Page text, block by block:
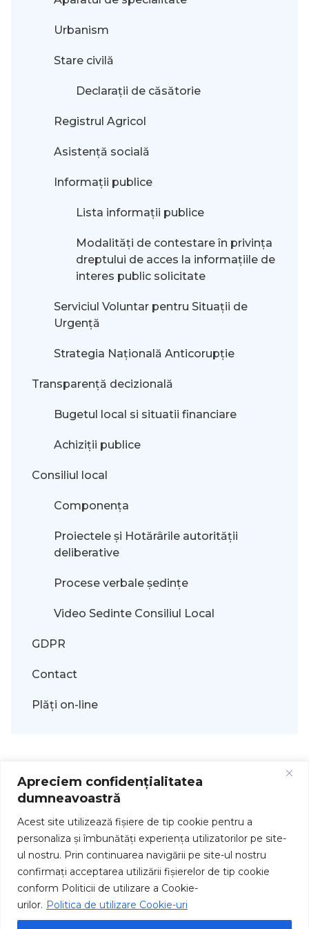
Apreciem confidențialitatea
dumneavoastră
Acest site utilizează fişiere de tip cookie pentru a
personaliza și îmbunătăți experiența utilizatorilor pe site-
ul nostru. Prin continuarea navigării pe site-ul nostru
confirmați acceptarea utilizării fişierelor de tip cookie
conform Politicii de utilizare a Cookie-
urilor. Politica de utilizare Cookie-uri
Urbanism
Stare civilă
Declarații de căsătorie
Registrul Agricol
Asistență socială
Informații publice
Lista informații publice
Modalităţi de contestare în privinţa
dreptului de acces la informaţiile de
interes public solicitate
Serviciul Voluntar pentru Situații de
Urgență
Strategia Națională Anticorupție
Transparență decizională
Bugetul local si situatii financiare
Achiziții publice
Consiliul local
Componența
Proiectele și Hotărârile autorității
deliberative
Procese verbale ședințe
Video Sedinte Consiliul Local
GDPR
Contact
Plăți on-line
Drepturi de autor © 2026